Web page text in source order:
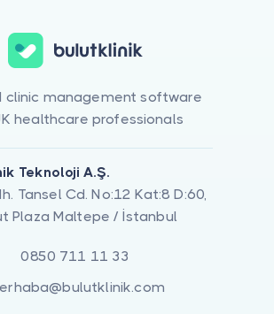
clinic management software
healthcare professionals
Teknoloji A.Ş.
Tansel Cd. No:12 Kat:8 D:60,
Plaza Maltepe / İstanbul
0850 711 11 33